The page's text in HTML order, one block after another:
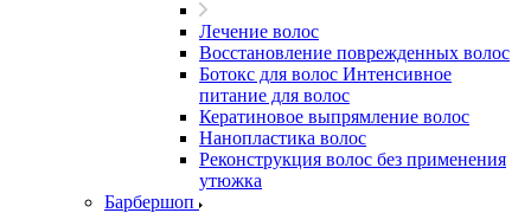
Лечение волос
Восстановление поврежденных волос
Бoтокс для волос Интенсивное
питание для волос
Кератиновое выпрямление волос
Нанопластика волос
Реконструкция волос без применения
утюжка
Барбершоп